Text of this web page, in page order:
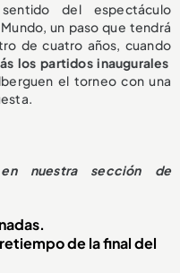
del espectáculo
un paso que tendrá
de cuatro años, cuando
los partidos inaugurales
el torneo con una
nuestra sección de
de la final del